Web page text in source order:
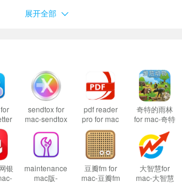
开，你应该将它移到废纸篓
：
开启任何来源
可以运行了。
来源还是不行，这是因为苹果进一步收缩了对未
需要通过过“终端”执行命令行代码来绕过应用签名认
公证Gatekeeper：
Mac打开应用提示已损坏怎么办
么办
展开全部
sendtox for
mac-sendtox
v1.2.1
pdf reader
pro for mac
2.8.19.1 全能
pdf编辑工具
奇特的雨林
for mac-奇特
下载 v2.1
银
maintenance
mac版-
豆瓣fm for
mac-豆瓣fm
大智慧for
mac-大智慧